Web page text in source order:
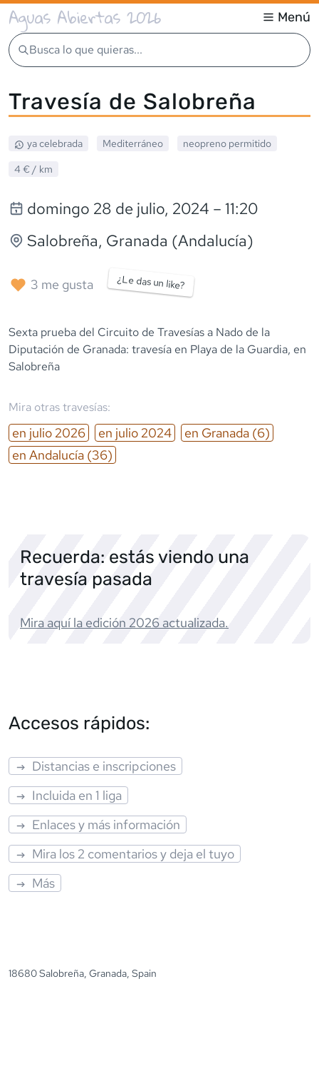
Aguas Abiertas 2026 Menú
Busca lo que quieras...
Travesía de Salobreña
ya celebrada Mediterráneo neopreno permitido
4 € / km
domingo 28 de julio, 2024 – 11:20
Salobreña, Granada (Andalucía)
3 me gusta ¿Le das un like?
Sexta prueba del Circuito de Travesías a Nado de la
Diputación de Granada: travesía en Playa de la Guardia, en
Salobreña
Mira otras travesías:
en julio 2026 en julio 2024 en Granada (6)
en Andalucía (36)
Recuerda: estás viendo una
travesía pasada
Mira aquí la edición 2026 actualizada.
Accesos rápidos:
Distancias e inscripciones
Incluida en 1 liga
Enlaces y más información
Mira los 2 comentarios y deja el tuyo
Más
18680 Salobreña, Granada, Spain